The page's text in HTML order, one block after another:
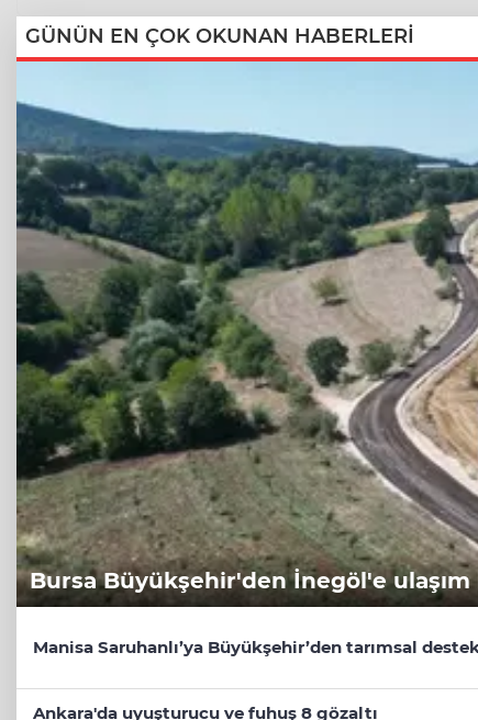
GÜNÜN EN ÇOK OKUNAN HABERLERİ
Bursa Büyükşehir'den İnegöl'e ulaşım
Manisa Saruhanlı’ya Büyükşehir’den tarımsal
Ankara'da uyuşturucu ve fuhuş 8 gözaltı